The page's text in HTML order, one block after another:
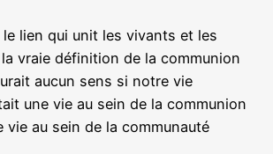
lien qui unit les vivants et les
vraie définition de la communion
aucun sens si notre vie
une vie au sein de la communion
vie au sein de la communauté